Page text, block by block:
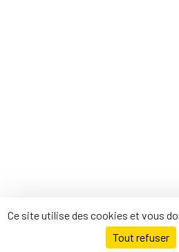
Ce site utilise des cookies et vous
Tout refuser